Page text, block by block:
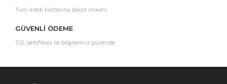
Tüm kredi kartlarına taksit imkanı
GÜVENLİ ÖDEME
SSL sertifikası ile bilgileriniz güvende.